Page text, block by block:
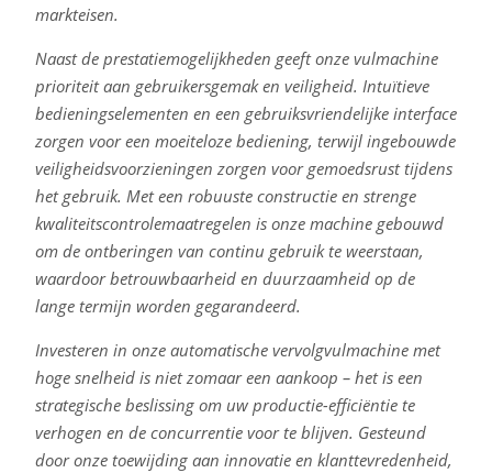
markteisen.
Naast de prestatiemogelijkheden geeft onze vulmachine
prioriteit aan gebruikersgemak en veiligheid. Intuïtieve
bedieningselementen en een gebruiksvriendelijke interface
zorgen voor een moeiteloze bediening, terwijl ingebouwde
veiligheidsvoorzieningen zorgen voor gemoedsrust tijdens
het gebruik. Met een robuuste constructie en strenge
kwaliteitscontrolemaatregelen is onze machine gebouwd
om de ontberingen van continu gebruik te weerstaan,
waardoor betrouwbaarheid en duurzaamheid op de
lange termijn worden gegarandeerd.
Investeren in onze automatische vervolgvulmachine met
hoge snelheid is niet zomaar een aankoop – het is een
strategische beslissing om uw productie-efficiëntie te
verhogen en de concurrentie voor te blijven. Gesteund
door onze toewijding aan innovatie en klanttevredenheid,